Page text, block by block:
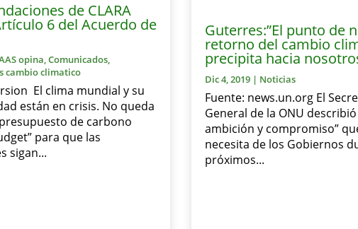
de CLARA
6 del Acuerdo de
opina,Comunicados,
cambio climatico
El clima mundial y su
están en crisis. No queda
de carbono
para que las
sigan...
Guterres:”El punto de
retorno del cambio
precipita hacia
Dic 4, 2019 | Noticias
Fuente: news.un.org El
General de la ONU
ambición y compromiso”
necesita de los Gobiernos
próximos...